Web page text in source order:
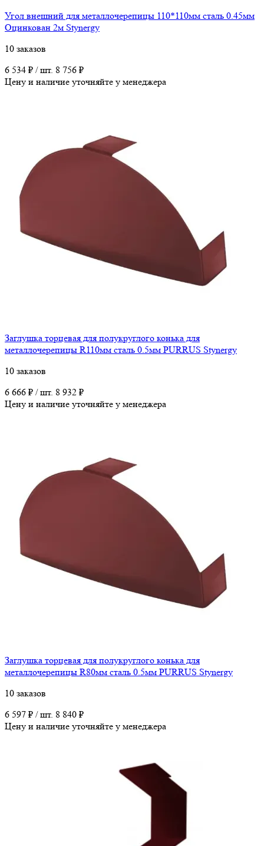
Угол внешний для металлочерепицы 110*110мм сталь 0.45мм
Оцинкован 2м Stynergy
10 заказов
6 534 ₽ / шт. 8 756 ₽
Цену и наличие уточняйте у менеджера
Заглушка торцевая для полукруглого конька для
металлочерепицы R110мм сталь 0.5мм PURRUS Stynergy
10 заказов
6 666 ₽ / шт. 8 932 ₽
Цену и наличие уточняйте у менеджера
Заглушка торцевая для полукруглого конька для
металлочерепицы R80мм сталь 0.5мм PURRUS Stynergy
10 заказов
6 597 ₽ / шт. 8 840 ₽
Цену и наличие уточняйте у менеджера